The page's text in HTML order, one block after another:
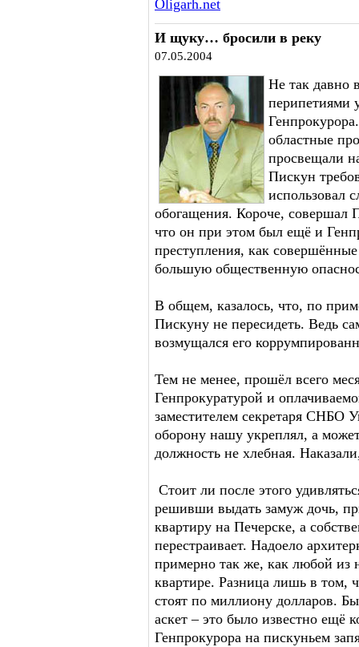
Oligarh.net
И щуку… бросили в реку
07.05.2004
Не так давно
перипетиями
областные
просвещали
Пискун
использовал
обогащения. Короче, совершал
что он при этом был ещё и
преступления, как
большую общественную
В общем, казалось, что, по
Пискуну не пересидеть. Ведь
возмущался его
Тем не менее, прошёл всего
Генпрокуратурой и
заместителем секретаря СНБО
оборону нашу укреплял, а
должность не хлебная.
Стоит ли после этого
решивши выдать замуж дочь,
квартиру на Печерске, а
перестраивает. Надоело
примерно так же, как любой из
квартире. Разница лишь в том,
стоят по миллиону долларов.
аскет – это было известно ещё
Генпрокурора на пискуньем